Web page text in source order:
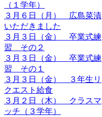
（１学年）
３月６日（月） 広島菜漬
いただきました
３月３日（金） 卒業式練
習 その２
３月３日（金） 卒業式練
習 その１
３月３日（金） ３年生リ
クエスト給食
３月２日（木） クラスマ
ッチ（３学年）